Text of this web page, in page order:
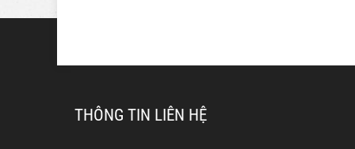
THÔNG TIN LIÊN HỆ